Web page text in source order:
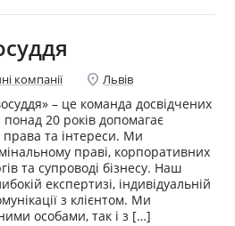
компанії location_on Львів
– це команда досвідчених
понад 20 років допомагає
права та інтереси. Ми
праві, корпоративних
та супроводі бізнесу. Наш
експертизі, індивідуальній
з клієнтом. Ми
особами, так і з […]